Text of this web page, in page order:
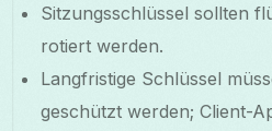
Sitzungsschlüssel sollten
rotiert werden.
Langfristige Schlüssel
geschützt werden; Client-